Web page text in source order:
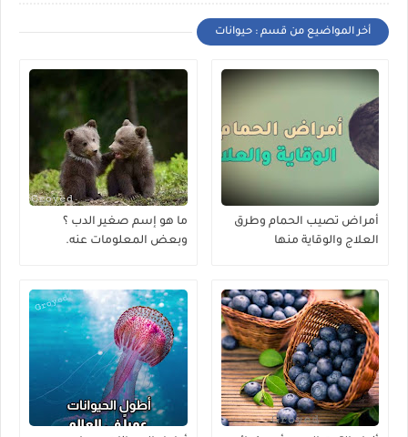
أخر المواضيع من قسم : حيوانات
أمراض تصيب الحمام وطرق
العلاج والوقاية منها
ما هو إسم صغير الدب ؟
وبعض المعلومات عنه.